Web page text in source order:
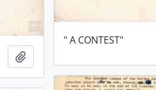
" A CONTEST"